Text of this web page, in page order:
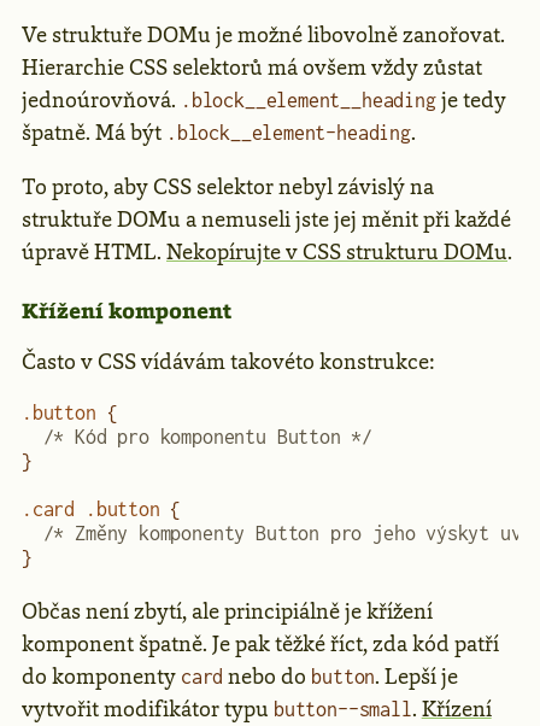
Ve struktuře DOMu je možné libovolně zanořovat.
Hierarchie CSS selektorů má ovšem vždy zůstat
jednoúrovňová. .block__element__headingje tedy
špatně. Má být .block__element-heading.
To proto, aby CSS selektor nebyl závislý na
struktuře DOMu a nemuseli jste jej měnit při každé
úpravě HTML. Nekopírujte v CSS strukturu DOMu.
Křížení komponent
Často v CSS vídávám takovéto konstrukce:
.button {
  /* Kód pro komponentu Button */
}
.card .button {
/* Změny komponenty Button pro jeho výskyt
}
Občas není zbytí, ale principiálně je křížení
komponent špatně. Je pak těžké říct, zda kód patří
do komponenty card nebo do button. Lepší je
vytvořit modifikátor typu button--small. Křízení